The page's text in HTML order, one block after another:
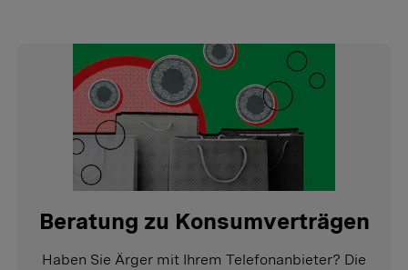
Beratung zu Konsumverträgen
Haben Sie Ärger mit Ihrem Telefonanbieter? Die